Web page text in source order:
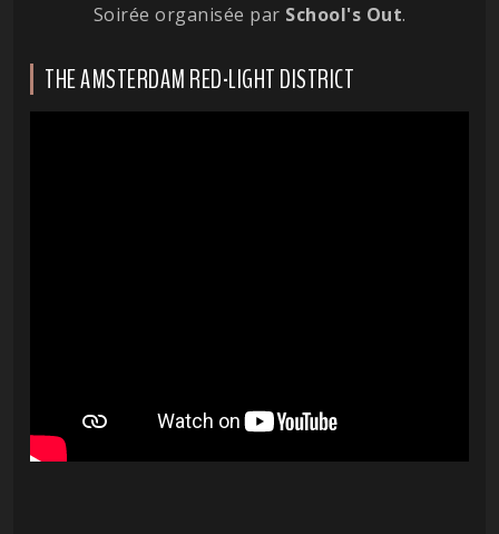
Soirée organisée par School's Out.
THE AMSTERDAM RED-LIGHT DISTRICT